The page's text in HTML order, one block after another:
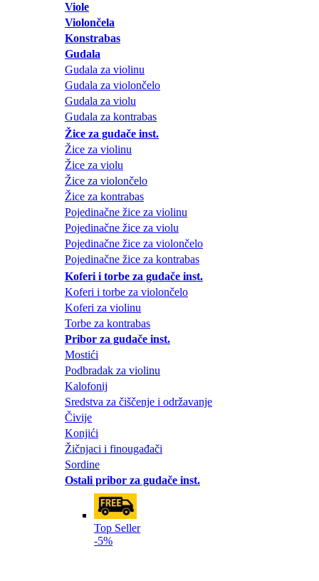
Viole
Violončela
Konstrabas
Gudala
Gudala za violinu
Gudala za violončelo
Gudala za violu
Gudala za kontrabas
Žice za gudače inst.
Žice za violinu
Žice za violu
Žice za violončelo
Žice za kontrabas
Pojedinačne žice za violinu
Pojedinačne žice za violu
Pojedinačne žice za violončelo
Pojedinačne žice za kontrabas
Koferi i torbe za gudače inst.
Koferi i torbe za violončelo
Koferi za violinu
Torbe za kontrabas
Pribor za gudače inst.
Mostići
Podbradak za violinu
Kalofonij
Sredstva za čiščenje i održavanje
Čivije
Konjići
Žičnjaci i finougađači
Sordine
Ostali pribor za gudače inst.
Top Seller
-5%